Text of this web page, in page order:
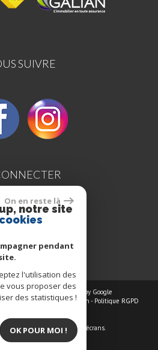
SUIVRE
propriétaires
| Traduction powered by Google
Nos honoraires-Liens-Admin - Politique RGPD
compatible multi-supports,
adaptable à tous les types d'écrans.
On en reste là
notre site
pendant
l'utilisation des
vous proposer des
des statistiques !
OK POUR MOI !